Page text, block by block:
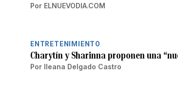
Por ELNUEVODIA.COM
ENTRETENIMIENTO
Charytín y Sharinna proponen una
Por Ileana Delgado Castro